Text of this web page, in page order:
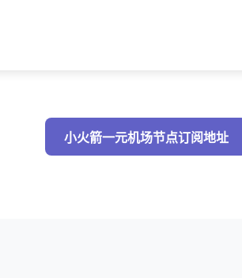
小火箭一元机场节点订阅地址